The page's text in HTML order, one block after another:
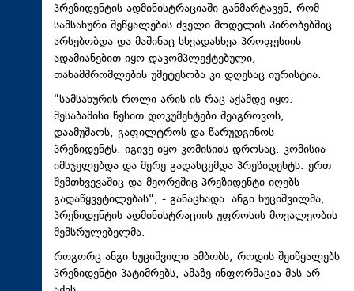
პრეზიდენტის ადმინისტრაციაში განმარტავენ, რომ
სამსახური შეწყალების ძველი მოდელის პირობებშიც
არსებობდა და მაშინაც სხვადასხვა პროფესიის
ადამიანებით იყო დაკომპლექტებული,
თანამშრომლების უმეტესობა კი დღესაც იურისტია.
"სამსახურის როლი არის ის რაც აქამდე იყო.
შესაბამისი წესით დოკუმენტები შეაგროვოს,
დაამუშაოს, გაფილტროს და წარუდგინოს
პრეზიდენტს. იგივე იყო კომისიის დროსაც. კომისია
იმსჯელებდა და მერე გადასცემდა პრეზიდენტს. ერთ
შემთხვევაშიც და მეორეშიც პრეზიდენტი იღებს
გადაწყვეტილებას", - განაცხადა ანგი ხუციშვილმა,
პრეზიდენტის ადმინისტრაციის უფროსის მოვალეობის
შემსრულებელმა.
როგორც ანგი ხუციშვილი ამბობს, როდის შეიწყალებს
პრეზიდენტი პატიმრებს, ამაზე ინფორმაცია მას არ